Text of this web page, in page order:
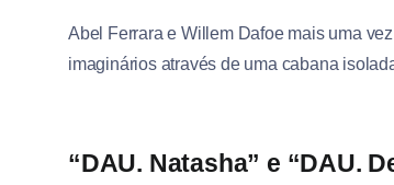
Abel Ferrara e Willem Dafoe mais uma
imaginários através de uma cabana
“DAU. Natasha” e “DAU.